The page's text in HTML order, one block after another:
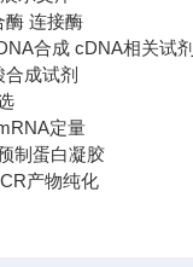
酶 连接酶
合成 cDNA相关试剂
合成试剂
定量
制蛋白凝胶
产物纯化